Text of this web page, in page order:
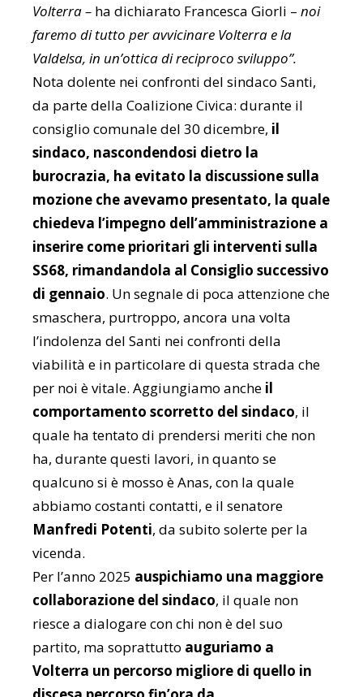
Volterra – ha dichiarato Francesca Giorli – noi
faremo di tutto per avvicinare Volterra e la
Valdelsa, in un’ottica di reciproco sviluppo”.
Nota dolente nei confronti del sindaco Santi,
da parte della Coalizione Civica: durante il
consiglio comunale del 30 dicembre, il
sindaco, nascondendosi dietro la
burocrazia, ha evitato la discussione sulla
mozione che avevamo presentato, la quale
chiedeva l’impegno dell’amministrazione a
inserire come prioritari gli interventi sulla
SS68, rimandandola al Consiglio successivo
di gennaio. Un segnale di poca attenzione che
smaschera, purtroppo, ancora una volta
l’indolenza del Santi nei confronti della
viabilità e in particolare di questa strada che
per noi è vitale. Aggiungiamo anche il
comportamento scorretto del sindaco, il
quale ha tentato di prendersi meriti che non
ha, durante questi lavori, in quanto se
qualcuno si è mosso è Anas, con la quale
abbiamo costanti contatti, e il senatore
Manfredi Potenti, da subito solerte per la
vicenda.
Per l’anno 2025 auspichiamo una maggiore
collaborazione del sindaco, il quale non
riesce a dialogare con chi non è del suo
partito, ma soprattutto auguriamo a
Volterra un percorso migliore di quello in